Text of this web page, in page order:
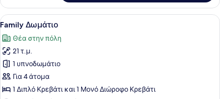
Δίκλινο
Δωμάτιο
(Twin)
Προβολή
όλων
των
φωτογραφιών
για
Family
Δωμάτιο
Ένα σύγχρονο δωμάτιο
6
Family Δωμάτιο
Θέα στην πόλη
21 τ.μ.
1 υπνοδωμάτιο
Για 4 άτομα
1 Διπλό Κρεβάτι και 1 Μονό Διώροφο Κρεβάτι